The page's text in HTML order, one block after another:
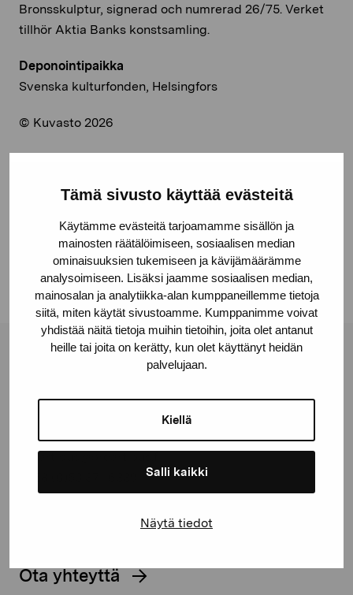
Tämä sivusto käyttää evästeitä
Käytämme evästeitä tarjoamamme sisällön ja
mainosten räätälöimiseen, sosiaalisen median
ominaisuuksien tukemiseen ja kävijämäärämme
analysoimiseen. Lisäksi jaamme sosiaalisen median,
mainosalan ja analytiikka-alan kumppaneillemme tietoja
siitä, miten käytät sivustoamme. Kumppanimme voivat
yhdistää näitä tietoja muihin tietoihin, joita olet antanut
heille tai joita on kerätty, kun olet käyttänyt heidän
palvelujaan.
Kiellä
Salli kaikki
Näytä tiedot
Bronsskulptur, signerad och numrerad 26/75. Verket
tillhör Aktia Banks konstsamling.
Deponointipaikka
Svenska kulturfonden, Helsingfors
© Kuvasto 2026
Facebook
Linkedin
Pro Artibus -säätiö
10600 Tammisaari
proartibus@proartibus.fi
Ota yhteyttä